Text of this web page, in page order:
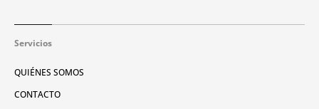
Servicios
QUIÉNES SOMOS
CONTACTO